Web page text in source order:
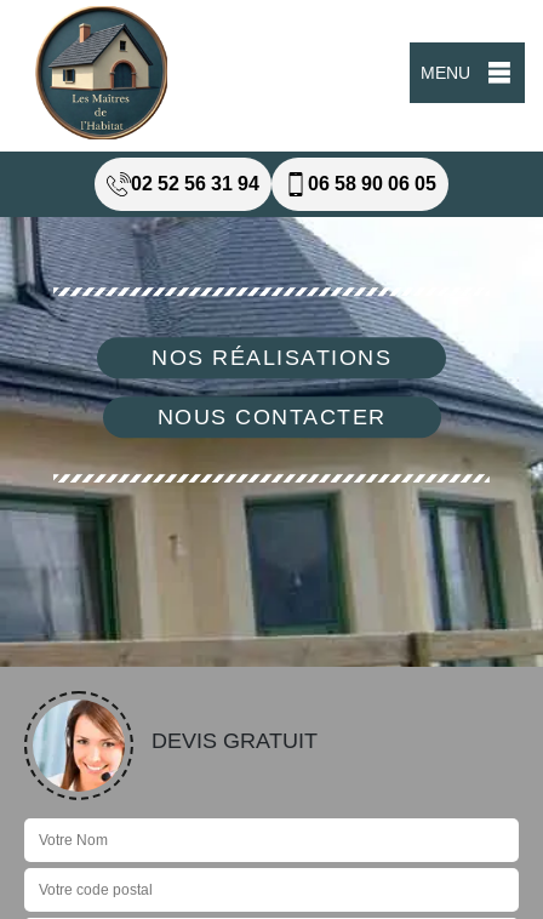
MENU
02 52 56 31 94 06 58 90 06 05
NOS RÉALISATIONS
NOUS CONTACTER
DEVIS GRATUIT